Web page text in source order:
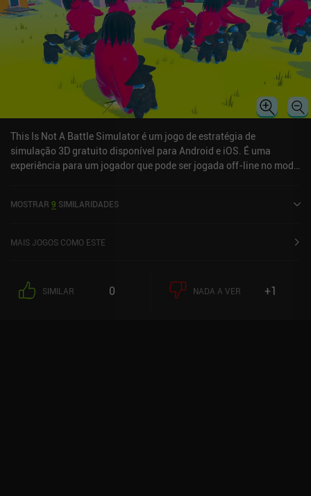
This Is Not A Battle Simulator é um jogo de estratégia de
simulação 3D gratuito disponível para Android e iOS. É uma
experiência para um jogador que pode ser jogada off-line no modo
3,4 de 5,0 na iOS App Store.
MOSTRAR 9 SIMILARIDADES
MAIS JOGOS COMO ESTE
SIMILAR 0 NADA A VER +1